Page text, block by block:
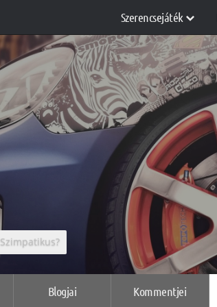
Szerencsejáték
Blogjai Kommentjei
Szimpatikus?